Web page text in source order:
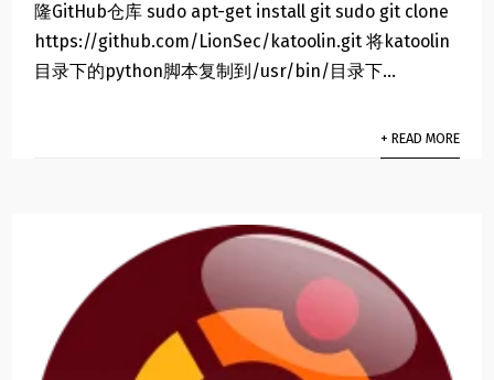
隆GitHub仓库 sudo apt-get install git sudo git clone
https://github.com/LionSec/katoolin.git 将katoolin
目录下的python脚本复制到/usr/bin/目录下...
+ READ MORE